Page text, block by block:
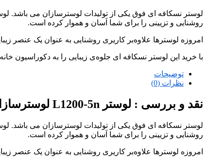
لوستر نسکافه ای فوق یکی از تولیدات لوسترسازان می باشد.
روشنایی و تزیینی را برای شما آسان و هموار کرده است.
امروزه لوسترها علاوه‌بر کاریری روشنایی به عنوان یک عنصر
با خرید این لوستر نسکافه ای جلوه‌ی زیبایی را به دکوراسیون
توضیحات
نظرات (0)
نقد و بررسی : لوستر L1200-5n لوسترسازان
لوستر نسکافه ای فوق یکی از تولیدات لوسترسازان می باشد.
روشنایی و تزیینی را برای شما آسان و هموار کرده است.
امروزه لوسترها علاوه‌بر کاریری روشنایی به عنوان یک عنصر